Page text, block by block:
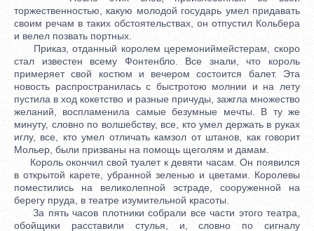
торжественностью, какую молодой государь умел придавать
своим речам в таких обстоятельствах, он отпустил Кольбера
и велел позвать портных.
Приказ, отданный королем церемониймейстерам, скоро
стал известен всему Фонтенбло. Все знали, что король
примеряет свой костюм и вечером состоится балет. Эта
новость распространилась с быстротою молнии и на лету
пустила в ход кокетство и разные причуды, зажгла множество
желаний, воспламенила самые безумные мечты. В ту же
минуту, словно по волшебству, все, кто умел держать в руках
иглу, все, кто умел отличать камзол от штанов, как говорит
Мольер, были призваны на помощь щеголям и дамам.
Король окончил свой туалет к девяти часам. Он появился
в открытой карете, убранной зеленью и цветами. Королевы
поместились на великолепной эстраде, сооруженной на
берегу пруда, в театре изумительной красоты.
За пять часов плотники собрали все части этого театра,
обойщики расставили стулья, и, словно по сигналу